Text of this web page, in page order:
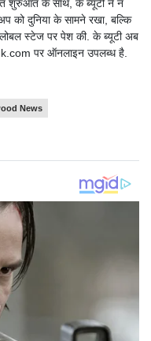
शुरुआत के साथ, के ब्यूटी ने न
को दुनिया के सामने रखा, बल्कि
स्टेज पर पेश की. के ब्यूटी अब
पर ऑनलाइन उपलब्ध है.
News